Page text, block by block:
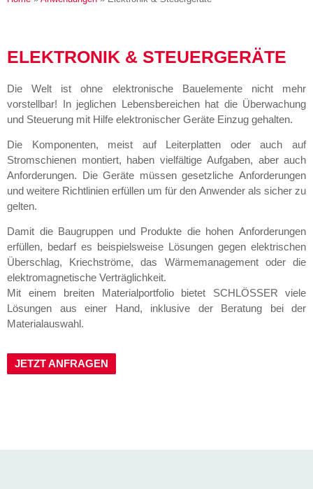
ELEKTRONIK & STEUERGERÄTE
Die Welt ist ohne elektronische Bauelemente nicht mehr
vorstellbar! In jeglichen Lebensbereichen hat die Überwachung
und Steuerung mit Hilfe elektronischer Geräte Einzug gehalten.
Die Komponenten, meist auf Leiterplatten oder auch auf
Stromschienen montiert, haben vielfältige Aufgaben, aber auch
Anforderungen. Die Geräte müssen gesetzliche Anforderungen
und weitere Richtlinien erfüllen um für den Anwender als sicher zu
gelten.
Damit die Baugruppen und Produkte die hohen Anforderungen
erfüllen, bedarf es beispielsweise Lösungen gegen elektrischen
Überschlag, Kriechströme, das Wärmemanagement oder die
elektromagnetische Verträglichkeit.
Mit einem breiten Materialportfolio bietet SCHLÖSSER viele
Lösungen aus einer Hand, inklusive der Beratung bei der
Materialauswahl.
JETZT ANFRAGEN